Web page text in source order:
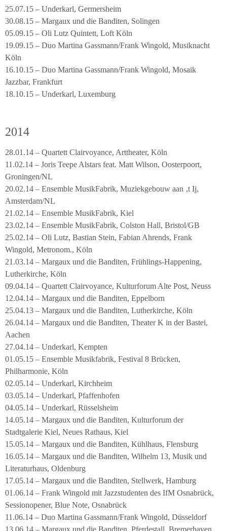
25.07.15 – Underkarl, Germersheim
30.08.15 – Margaux und die Banditen, Solingen
05.09.15 – Oli Lutz Quintett, Loft Köln
19.09.15 – Duo Martina Gassmann/Frank Wingold, Musiknacht
Köln
16.10.15 – Duo Martina Gassmann/Frank Wingold, Mosaik
Jazzbar, Frankfurt
18.10.15 – Underkarl, Luxemburg
2014
28.01.14 – Quartett Clairvoyance, Arttheater, Köln
11.02.14 – Joris Teepe Alstars feat. Matt Wilson, Oosterpoort,
Groningen/NL
20.02.14 – Ensemble MusikFabrik, Muziekgebouw aan ‚t Ij,
Amsterdam/NL
21.02.14 – Ensemble MusikFabrik, Kiel
23.02.14 – Ensemble MusikFabrik, Colston Hall, Bristol/GB
25.02.14 – Oli Lutz, Bastian Stein, Fabian Ahrends, Frank
Wingold, Metronom., Köln
21.03.14 – Margaux und die Banditen, Frühlings-Happening,
Lutherkirche, Köln
09.04.14 – Quartett Clairvoyance, Kulturforum Alte Post, Neuss
12.04.14 – Margaux und die Banditen, Eppelborn
25.04.13 – Margaux und die Banditen, Lutherkirche, Köln
26.04.14 – Margaux und die Banditen, Theater K in der Bastei,
Aachen
27.04.14 – Underkarl, Kempten
01.05.15 – Ensemble Musikfabrik, Festival 8 Brücken,
Philharmonie, Köln
02.05.14 – Underkarl, Kirchheim
03.05.14 – Underkarl, Pfaffenhofen
04.05.14 – Underkarl, Rüsselsheim
14.05.14 – Margaux und die Banditen, Kulturforum der
Stadtgalerie Kiel, Neues Rathaus, Kiel
15.05.14 – Margaux und die Banditen, Kühlhaus, Flensburg
16.05.14 – Margaux und die Banditen, Wilhelm 13, Musik und
Literaturhaus, Oldenburg
17.05.14 – Margaux und die Banditen, Stellwerk, Hamburg
01.06.14 – Frank Wingold mit Jazzstudenten des IfM Osnabrück,
Sessionopener, Blue Note, Osnabrück
11.06.14 – Duo Martina Gassmann/Frank Wingold, Düsseldorf
13.06.14 – Margaux und die Banditen, Pferdestall, Bremerhaven